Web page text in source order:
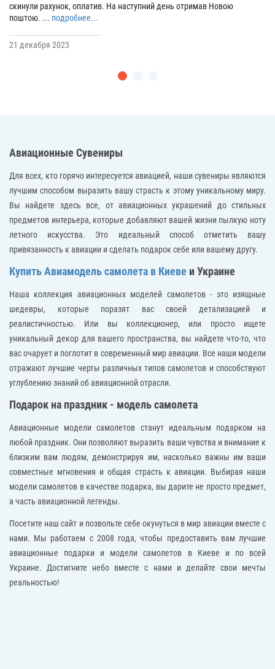
скинули рахунок, оплатив. На наступний день отримав Новою
поштою. ... подробнее...
21 декабря 2023
Авиационные Сувениры
Для всех, кто горячо интересуется авиацией, наши сувениры являются
лучшим способом выразить вашу страсть к этому уникальному миру.
Вы найдете здесь все, от авиационных украшений до стильных
предметов интерьера, которые добавляют вашей жизни пылкую ноту
летного искусства. Это идеальный способ отметить вашу
привязанность к авиации и сделать подарок себе или вашему другу.
Купить Авиамодель самолета в Киеве и Украине
Наша коллекция авиационных моделей самолетов - это изящные
шедевры, которые поразят вас своей детализацией и
реалистичностью. Или вы коллекционер, или просто ищете
уникальный декор для вашего пространства, вы найдете что-то, что
вас очарует и поглотит в современный мир авиации. Все наши модели
отражают лучшие черты различных типов самолетов и способствуют
углублению знаний об авиационной отрасли.
Подарок на праздник - модель самолета
Авиационные модели самолетов станут идеальным подарком на
любой праздник. Они позволяют выразить ваши чувства и внимание к
близким вам людям, демонстрируя им, насколько важны им ваши
совместные мгновения и общая страсть к авиации. Выбирая наши
модели самолетов в качестве подарка, вы дарите не просто предмет,
а часть авиационной легенды.
Посетите наш сайт и позвольте себе окунуться в мир авиации вместе с
нами. Мы работаем с 2008 года, чтобы предоставить вам лучшие
авиационные подарки и модели самолетов в Киеве и по всей
Украине. Достигните небо вместе с нами и делайте свои мечты
реальностью!